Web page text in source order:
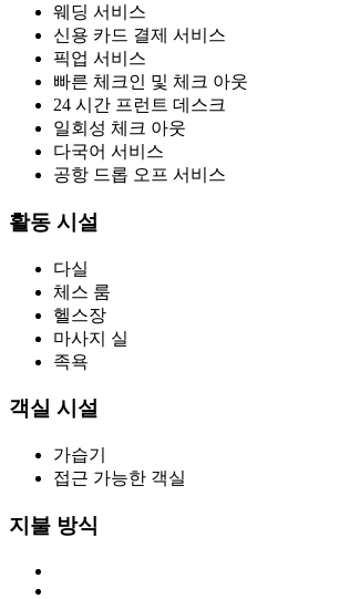
웨딩 서비스
신용 카드 결제 서비스
픽업 서비스
빠른 체크인 및 체크 아웃
24 시간 프런트 데스크
일회성 체크 아웃
다국어 서비스
공항 드롭 오프 서비스
활동 시설
다실
체스 룸
헬스장
마사지 실
족욕
객실 시설
가습기
접근 가능한 객실
지불 방식